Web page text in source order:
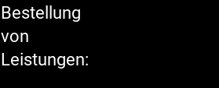
Bestellung
von
Leistungen: